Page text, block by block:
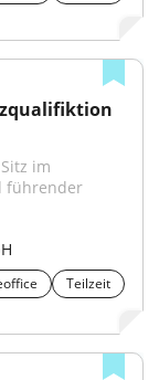
im
führender
Teilzeit